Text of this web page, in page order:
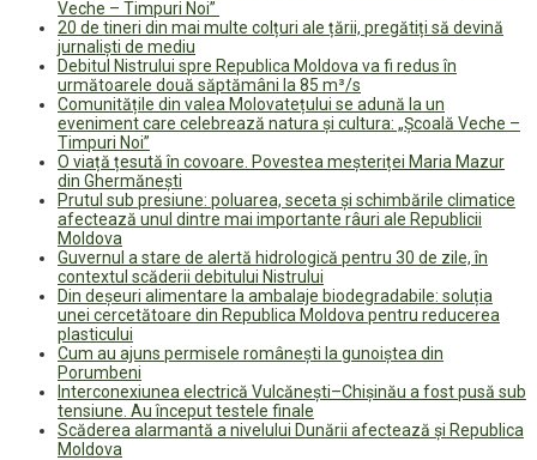
Veche – Timpuri Noi”
20 de tineri din mai multe colțuri ale țării, pregătiți să devină
jurnaliști de mediu
Debitul Nistrului spre Republica Moldova va fi redus în
următoarele două săptămâni la 85 m³/s
Comunitățile din valea Molovatețului se adună la un
eveniment care celebrează natura și cultura: „Școală Veche –
Timpuri Noi”
O viață țesută în covoare. Povestea meșteriței Maria Mazur
din Ghermănești
Prutul sub presiune: poluarea, seceta și schimbările climatice
afectează unul dintre mai importante râuri ale Republicii
Moldova
Guvernul a stare de alertă hidrologică pentru 30 de zile, în
contextul scăderii debitului Nistrului
Din deșeuri alimentare la ambalaje biodegradabile: soluția
unei cercetătoare din Republica Moldova pentru reducerea
plasticului
Cum au ajuns permisele românești la gunoiștea din
Porumbeni
Interconexiunea electrică Vulcănești–Chișinău a fost pusă sub
tensiune. Au început testele finale
Scăderea alarmantă a nivelului Dunării afectează și Republica
Moldova